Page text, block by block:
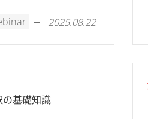
2025.08.22
の基礎知識